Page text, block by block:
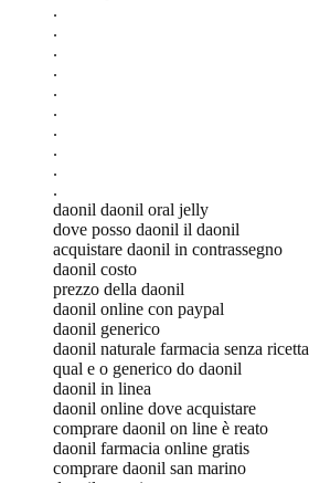
.
.
.
.
.
.
.
.
.
.
daonil daonil oral jelly
dove posso daonil il daonil
acquistare daonil in contrassegno
daonil costo
prezzo della daonil
daonil online con paypal
daonil generico
daonil naturale farmacia senza ricetta
qual e o generico do daonil
daonil in linea
daonil online dove acquistare
comprare daonil on line è reato
daonil farmacia online gratis
comprare daonil san marino